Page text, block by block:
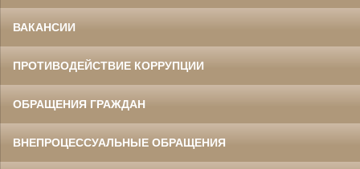
ВАКАНСИИ
ПРОТИВОДЕЙСТВИЕ КОРРУПЦИИ
ОБРАЩЕНИЯ ГРАЖДАН
ВНЕПРОЦЕССУАЛЬНЫЕ ОБРАЩЕНИЯ